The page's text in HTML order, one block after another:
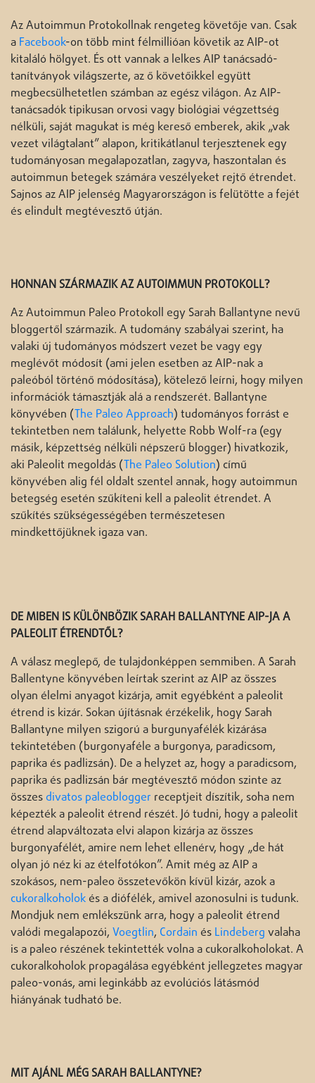
Az Autoimmun Protokollnak rengeteg követője van. Csak
a Facebook-on több mint félmillióan követik az AIP-ot
kitaláló hölgyet. És ott vannak a lelkes AIP tanácsadó-
tanítványok világszerte, az ő követőikkel együtt
megbecsülhetetlen számban az egész világon. Az AIP-
tanácsadók tipikusan orvosi vagy biológiai végzettség
nélküli, saját magukat is még kereső emberek, akik „vak
vezet világtalant” alapon, kritikátlanul terjesztenek egy
tudományosan megalapozatlan, zagyva, haszontalan és
autoimmun betegek számára veszélyeket rejtő étrendet.
Sajnos az AIP jelenség Magyarországon is felütötte a fejét
és elindult megtévesztő útján.
HONNAN SZÁRMAZIK AZ AUTOIMMUN PROTOKOLL?
Az Autoimmun Paleo Protokoll egy Sarah Ballantyne nevű
bloggertől származik. A tudomány szabályai szerint, ha
valaki új tudományos módszert vezet be vagy egy
meglévőt módosít (ami jelen esetben az AIP-nak a
paleóból történő módosítása), kötelező leírni, hogy milyen
információk támasztják alá a rendszerét. Ballantyne
könyvében (The Paleo Approach) tudományos forrást e
tekintetben nem találunk, helyette Robb Wolf-ra (egy
másik, képzettség nélküli népszerű blogger) hivatkozik,
aki Paleolit megoldás (The Paleo Solution) című
könyvében alig fél oldalt szentel annak, hogy autoimmun
betegség esetén szűkíteni kell a paleolit étrendet. A
szűkítés szükségességében természetesen
mindkettőjüknek igaza van.
DE MIBEN IS KÜLÖNBÖZIK SARAH BALLANTYNE AIP-JA A
PALEOLIT ÉTRENDTŐL?
A válasz meglepő, de tulajdonképpen semmiben. A Sarah
Ballentyne könyvében leírtak szerint az AIP az összes
olyan élelmi anyagot kizárja, amit egyébként a paleolit
étrend is kizár. Sokan újításnak érzékelik, hogy Sarah
Ballantyne milyen szigorú a burgunyafélék kizárása
tekintetében (burgonyaféle a burgonya, paradicsom,
paprika és padlizsán). De a helyzet az, hogy a paradicsom,
paprika és padlizsán bár megtévesztő módon szinte az
összes divatos paleoblogger receptjeit díszítik, soha nem
képezték a paleolit étrend részét. Jó tudni, hogy a paleolit
étrend alapváltozata elvi alapon kizárja az összes
burgonyafélét, amire nem lehet ellenérv, hogy „de hát
olyan jó néz ki az ételfotókon”. Amit még az AIP a
szokásos, nem-paleo összetevőkön kívül kizár, azok a
cukoralkoholok és a diófélék, amivel azonosulni is tudunk.
Mondjuk nem emlékszünk arra, hogy a paleolit étrend
valódi megalapozói, Voegtlin, Cordain és Lindeberg valaha
is a paleo részének tekintették volna a cukoralkoholokat. A
cukoralkoholok propagálása egyébként jellegzetes magyar
paleo-vonás, ami leginkább az evolúciós látásmód
hiányának tudható be.
MIT AJÁNL MÉG SARAH BALLANTYNE?